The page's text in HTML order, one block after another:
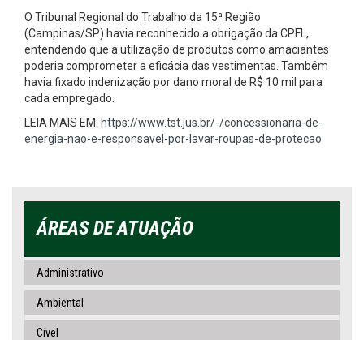
O Tribunal Regional do Trabalho da 15ª Região
(Campinas/SP) havia reconhecido a obrigação da CPFL,
entendendo que a utilização de produtos como amaciantes
poderia comprometer a eficácia das vestimentas. Também
havia fixado indenização por dano moral de R$ 10 mil para
cada empregado.
LEIA MAIS EM: https://www.tst.jus.br/-/concessionaria-de-
energia-nao-e-responsavel-por-lavar-roupas-de-protecao
ÁREAS DE ATUAÇÃO
Administrativo
Ambiental
Cível